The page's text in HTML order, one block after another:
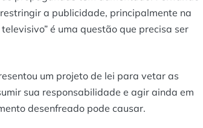
a publicidade, principalmente na
é uma questão que precisa ser
um projeto de lei para vetar as
sua responsabilidade e agir ainda em
desenfreado pode causar.